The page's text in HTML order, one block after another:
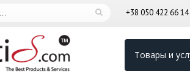
+38 050 422 66 14
Товары и